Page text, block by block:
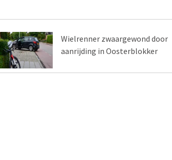
Wielrenner zwaargewond door
aanrijding in Oosterblokker